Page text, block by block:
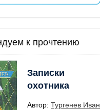
к прочтению
Записки
охотника
Автор: Тургенев Иван